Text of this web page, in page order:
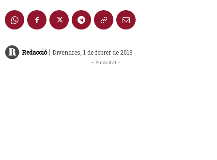
Redacció Divendres, 1 de febrer de 2019
- Publicitat -